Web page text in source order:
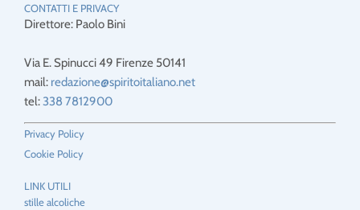
CONTATTI E PRIVACY
Direttore: Paolo Bini
Via E. Spinucci 49 Firenze 50141
mail: redazione@spiritoitaliano.net
tel:338 7812900
Privacy Policy
Cookie Policy
LINK UTILI
stille alcoliche